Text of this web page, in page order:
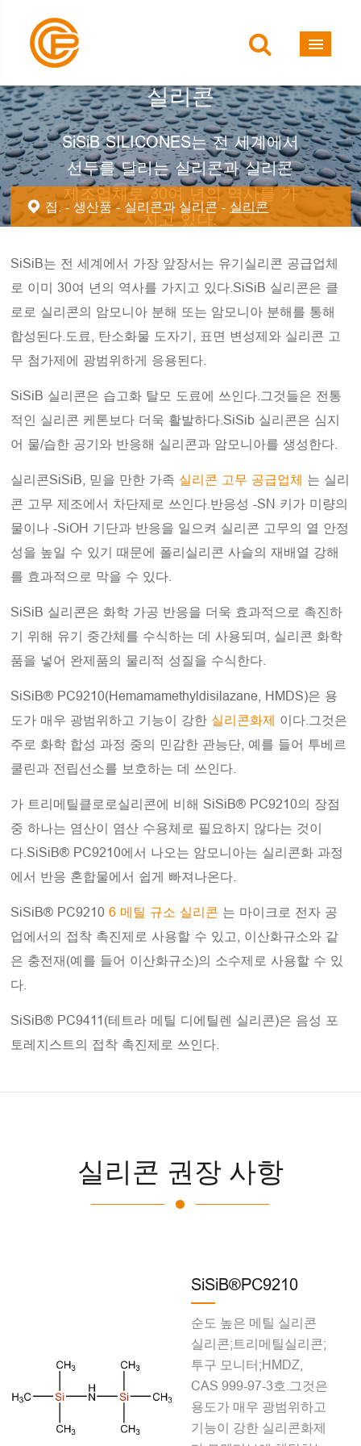
실리콘
SiSiB SILICONES는 전 세계에서
선두를 달리는 실리콘과 실리콘
제조업체로 30여 년의 역사를 가
지고 있다.
집. 생산품 실리콘과 실리콘 실리콘
SiSiB는 전 세계에서 가장 앞장서는 유기실리콘 공급업체
로 이미 30여 년의 역사를 가지고 있다.SiSiB 실리콘은 클
로로 실리콘의 암모니아 분해 또는 암모니아 분해를 통해
합성된다.도료, 탄소화물 도자기, 표면 변성제와 실리콘 고
무 첨가제에 광범위하게 응용된다.
SiSiB 실리콘은 습고화 탈모 도료에 쓰인다.그것들은 전통
적인 실리콘 케톤보다 더욱 활발하다.SiSib 실리콘은 심지
어 물/습한 공기와 반응해 실리콘과 암모니아를 생성한다.
실리콘SiSiB, 믿을 만한 가족 실리콘 고무 공급업체 는 실리
콘 고무 제조에서 차단제로 쓰인다.반응성 -SN 키가 미량의
물이나 -SiOH 기단과 반응을 일으켜 실리콘 고무의 열 안정
성을 높일 수 있기 때문에 폴리실리콘 사슬의 재배열 강해
를 효과적으로 막을 수 있다.
SiSiB 실리콘은 화학 가공 반응을 더욱 효과적으로 촉진하
기 위해 유기 중간체를 수식하는 데 사용되며, 실리콘 화학
품을 넣어 완제품의 물리적 성질을 수식한다.
SiSiB® PC9210(Hemamamethyldisilazane, HMDS)은 용
도가 매우 광범위하고 기능이 강한 실리콘화제 이다.그것은
주로 화학 합성 과정 중의 민감한 관능단, 예를 들어 투베르
쿨린과 전립선소를 보호하는 데 쓰인다.
가 트리메틸클로로실리콘에 비해 SiSiB® PC9210의 장점
중 하나는 염산이 염산 수용체로 필요하지 않다는 것이
다.SiSiB® PC9210에서 나오는 암모니아는 실리콘화 과정
에서 반응 혼합물에서 쉽게 빠져나온다.
SiSiB® PC92106 메틸 규소 실리콘 는 마이크로 전자 공
업에서의 접착 촉진제로 사용할 수 있고, 이산화규소와 같
은 충전재(예를 들어 이산화규소)의 소수제로 사용할 수 있
다.
SiSiB® PC9411(테트라 메틸 디에틸렌 실리콘)은 음성 포
토레지스트의 접착 촉진제로 쓰인다.
실리콘 권장 사항
SiSiB®PC9210
순도 높은 메틸 실리콘
실리콘;트리메틸실리콘;
투구 모니터;HMDZ,
CAS 999-97-3호.그것은
용도가 매우 광범위하고
기능이 강한 실리콘화제